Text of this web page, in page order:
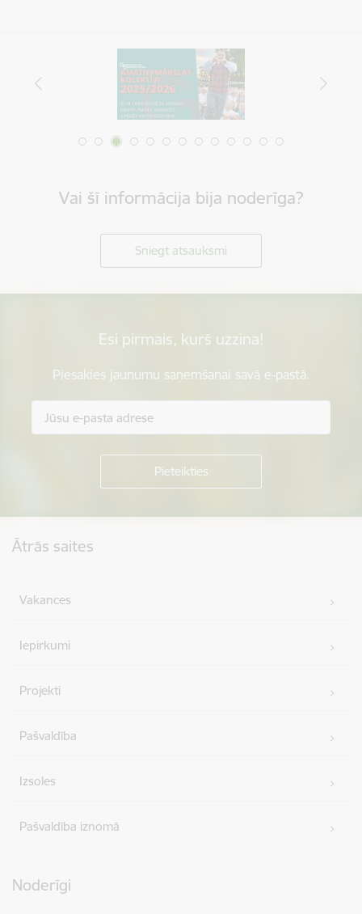
Vai šī informācija bija noderīga?
Sniegt atsauksmi
Esi pirmais, kurš uzzina!
Piesakies jaunumu saņemšanai savā e-pastā.
Ātrās saites
Vakances
Iepirkumi
Projekti
Pašvaldība
Izsoles
Pašvaldība iznomā
Noderīgi